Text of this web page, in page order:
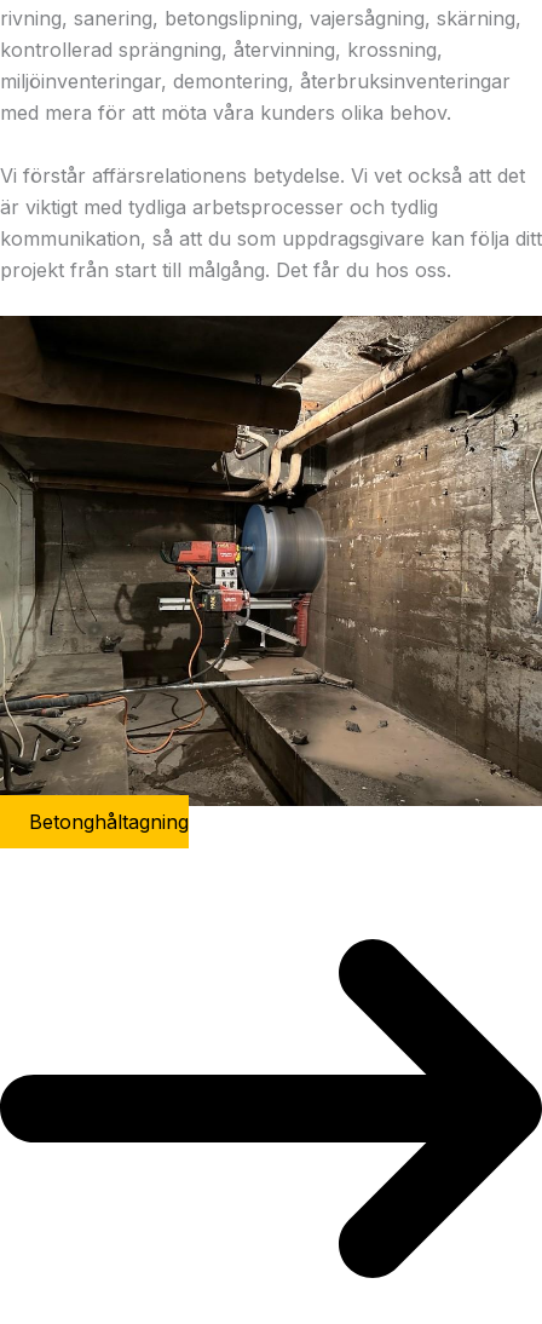
rivning, sanering, betongslipning, vajersågning, skärning,
kontrollerad sprängning, återvinning, krossning,
miljöinventeringar, demontering, återbruksinventeringar
med mera för att möta våra kunders olika behov.
Vi förstår affärsrelationens betydelse. Vi vet också att det
är viktigt med tydliga arbetsprocesser och tydlig
kommunikation, så att du som uppdragsgivare kan följa ditt
projekt från start till målgång. Det får du hos oss.
Betonghåltagning